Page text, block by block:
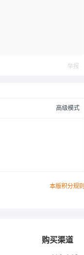
举报
高级模式
本版积分规则
购买渠道